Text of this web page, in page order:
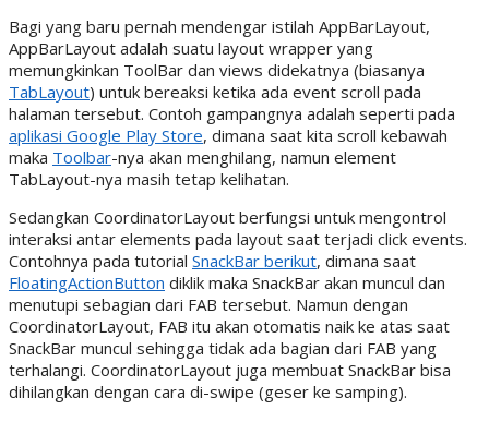
Bagi yang baru pernah mendengar istilah AppBarLayout,
AppBarLayout adalah suatu layout wrapper yang
memungkinkan ToolBar dan views didekatnya (biasanya
TabLayout) untuk bereaksi ketika ada event scroll pada
halaman tersebut. Contoh gampangnya adalah seperti pada
aplikasi Google Play Store, dimana saat kita scroll kebawah
maka Toolbar-nya akan menghilang, namun element
TabLayout-nya masih tetap kelihatan.
Sedangkan CoordinatorLayout berfungsi untuk mengontrol
interaksi antar elements pada layout saat terjadi click events.
Contohnya pada tutorial SnackBar berikut, dimana saat
FloatingActionButton diklik maka SnackBar akan muncul dan
menutupi sebagian dari FAB tersebut. Namun dengan
CoordinatorLayout, FAB itu akan otomatis naik ke atas saat
SnackBar muncul sehingga tidak ada bagian dari FAB yang
terhalangi. CoordinatorLayout juga membuat SnackBar bisa
dihilangkan dengan cara di-swipe (geser ke samping).